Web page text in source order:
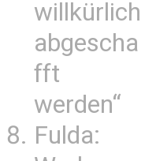
willkürlich
abgescha
fft
werden“
Fulda: